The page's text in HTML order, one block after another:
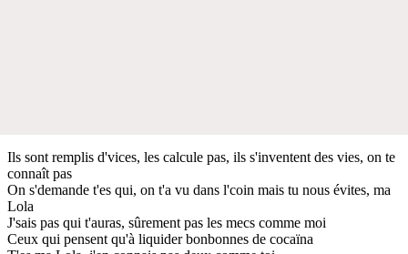
Ils sont remplis d'vices, les calcule pas, ils s'inventent des vies, on te
connaît pas
On s'demande t'es qui, on t'a vu dans l'coin mais tu nous évites, ma
Lola
J'sais pas qui t'auras, sûrement pas les mecs comme moi
Ceux qui pensent qu'à liquider bonbonnes de cocaïna